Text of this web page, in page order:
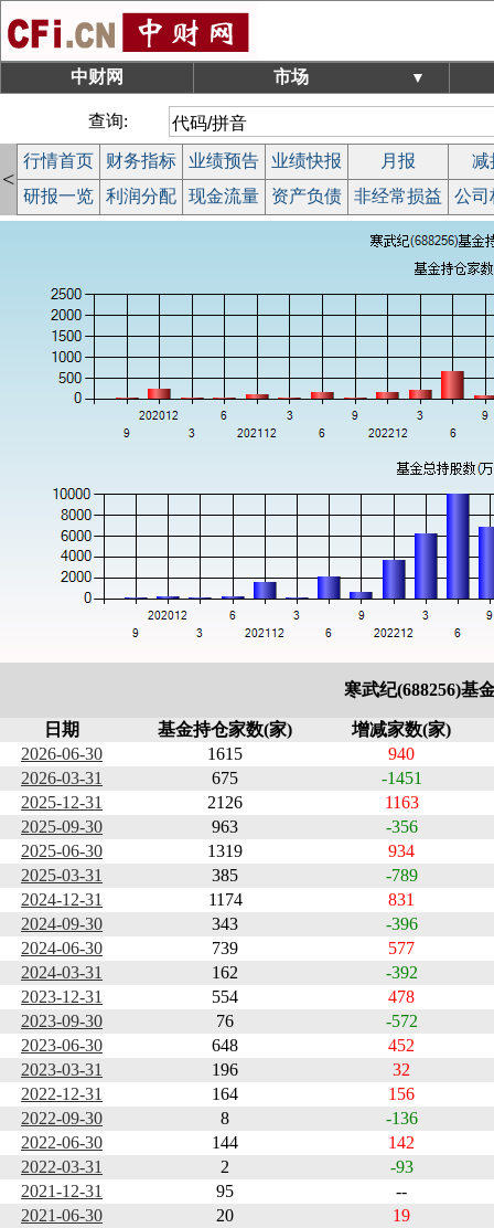
中财网 市场 ▼
查询:
<
行情首页 财务指标 业绩预告 业绩快报 月报
减
研报一览
利润分配 现金流量 资产负债 非经常损益 公司
寒武纪(688256)基
日期 基金持仓家数(家)
增减家数(家)
2026-06-30
1615
940
2026-03-31
675
-1451
2025-12-31
2126
1163
2025-09-30
963
-356
2025-06-30
1319
934
2025-03-31
385
-789
2024-12-31
1174
831
2024-09-30
343
-396
2024-06-30
739
577
2024-03-31
162
-392
2023-12-31
554
478
2023-09-30
76
-572
2023-06-30
648
452
2023-03-31
196
32
2022-12-31
164
156
2022-09-30
8
-136
2022-06-30
144
142
2022-03-31
2
-93
2021-12-31
95
--
2021-06-30
20
19